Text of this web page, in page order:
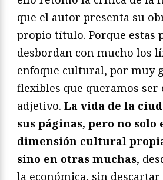
que el autor presenta su
propio título. Porque estas
desbordan con mucho los
enfoque cultural, por muy
flexibles que queramos ser
adjetivo. La vida de la
sus páginas, pero no solo
dimensión cultural
sino en otras muchas,
la económica, sin